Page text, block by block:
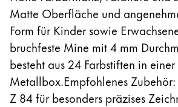
Naher Osten
Diese Region enthält Länder
Ozeanien
Diese Region enthält Länder
Registrieren
Registrieren
Matte Oberfläche und
Form für Kinder sowie
bruchfeste Mine mit 4 mm
besteht aus 24 Farbstiften in einer
Metallbox.Empfohlenes Zubehör:
Z 84 für besonders präzises